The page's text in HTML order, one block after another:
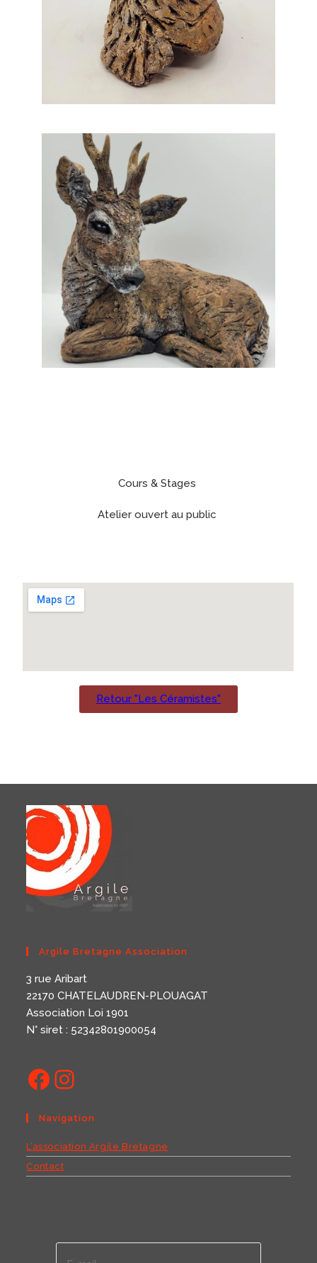
Cours & Stages
Atelier ouvert au public
Retour "Les Céramistes"
Argile Bretagne Association
3 rue Aribart
22170 CHATELAUDREN-PLOUAGAT
Association Loi 1901
N° siret : 52342801900054
Navigation
L’association Argile Bretagne
Contact